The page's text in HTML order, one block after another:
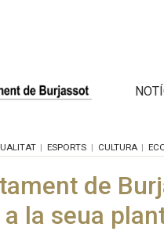
ESPORTS CULTURA
de
a la seua